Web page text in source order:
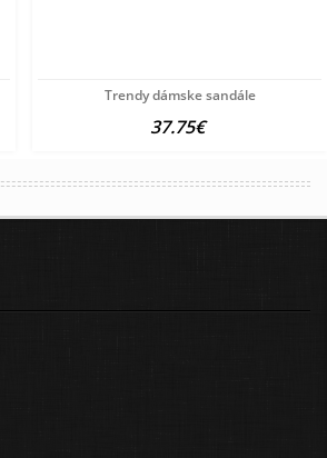
Trendy dámske sandále
37.75€